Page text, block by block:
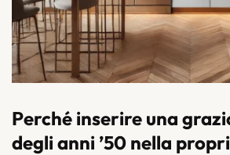
Perché inserire una
degli anni ’50 nella